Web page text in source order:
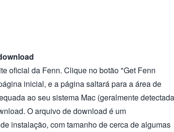
oficial da Fenn. Clique no botão "Get Fenn
inicial, e a página saltará para a área de
ao seu sistema Mac (geralmente detectada
O arquivo de download é um
instalação, com tamanho de cerca de algumas